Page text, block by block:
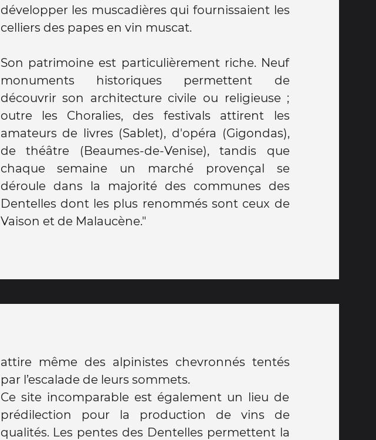
développer les muscadières qui fournissaient les
celliers des papes en vin muscat.
Son patrimoine est particulièrement riche. Neuf
monuments historiques permettent de
découvrir son architecture civile ou religieuse ;
outre les Choralies, des festivals attirent les
amateurs de livres (Sablet), d'opéra (Gigondas),
de théâtre (Beaumes-de-Venise), tandis que
chaque semaine un marché provençal se
déroule dans la majorité des communes des
Dentelles dont les plus renommés sont ceux de
Vaison et de Malaucène."
attire même des alpinistes chevronnés tentés
par l’escalade de leurs sommets.
Ce site incomparable est également un lieu de
prédilection pour la production de vins de
qualités. Les pentes des Dentelles permettent la